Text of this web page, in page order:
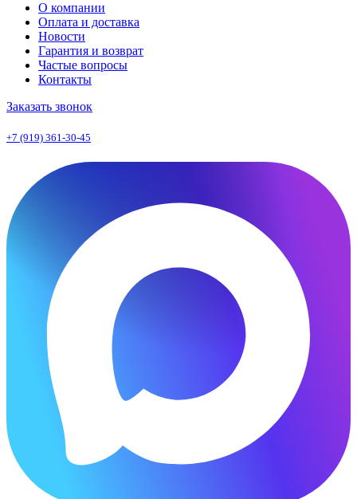
О компании
Оплата и доставка
Новости
Гарантия и возврат
Частые вопросы
Контакты
Заказать звонок
+7 (919) 361-30-45